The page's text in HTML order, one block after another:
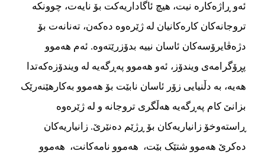
ئه‌‌‌و ڕاژه‌‌‌کاره‌‌‌ نیت، هیچ ئاگاداریه‌‌‌کت بۆ نایه‌‌‌ت، چوونکه
تروجانه‌‌‌کان کاره‌‌‌کانیان له ژێره‌‌‌وه‌‌‌ ده‌‌‌که‌‌‌ن، ته‌‌‌نانه‌‌‌ت بۆ
دژه‌‌‌ڤایرۆسه‌‌‌کان ئاسان نییه بدۆزرێته‌‌‌وه‌‌‌. ئه‌‌‌م هه‌‌‌موو
پڕۆگرامه‌‌‌ی ویندۆز، ئه‌‌‌و هه‌‌‌موو په‌‌‌ڕگه‌‌‌یه‌‌‌ له ویندۆزه‌‌‌که‌‌‌تدا
هه‌‌‌یه‌‌‌، به دڵنیایی زۆر ئاسان نابێت بۆ هه‌‌‌موو به‌‌‌کارهێنه‌‌‌رێک
بزانێ کام په‌‌‌ڕگه‌‌‌یه‌‌‌ هه‌‌‌ڵگری تروجانه‌‌‌ و له ژێره‌‌‌وه‌‌‌
ڕاسته‌‌‌وخۆ زانیاریه‌‌‌کان بۆ ڕژێم ده‌‌‌نێرێ. زانیاریه‌‌‌کان
ده‌‌‌کرێ هه‌‌‌موو شتێک بێت، هه‌‌‌موو نامه‌‌‌کانت، هه‌‌‌موو